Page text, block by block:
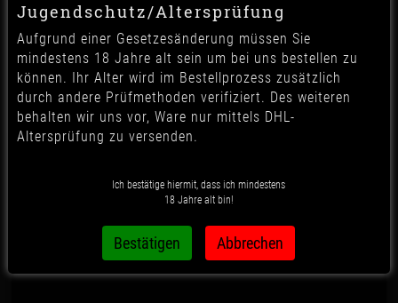
Artikelnummer:
Jugendschutz/Altersprüfung
Aufgrund einer Gesetzesänderung müssen Sie
mindestens 18 Jahre alt sein um bei uns bestellen zu
können. Ihr Alter wird im Bestellprozess zusätzlich
durch andere Prüfmethoden verifiziert. Des weiteren
behalten wir uns vor, Ware nur mittels DHL-
Altersprüfung zu versenden.
Ich bestätige hiermit, dass ich mindestens
18 Jahre alt bin!